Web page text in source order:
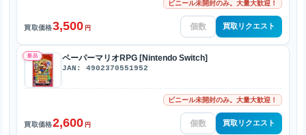
ビニール未開封のみ。大量大歓迎！
買取価格3,500 円 買取リクエスト
新品 ペーパーマリオRPG [Nintendo Switch]
JAN: 4902370551952
ビニール未開封のみ。大量大歓迎！
買取価格2,600 円 買取リクエスト